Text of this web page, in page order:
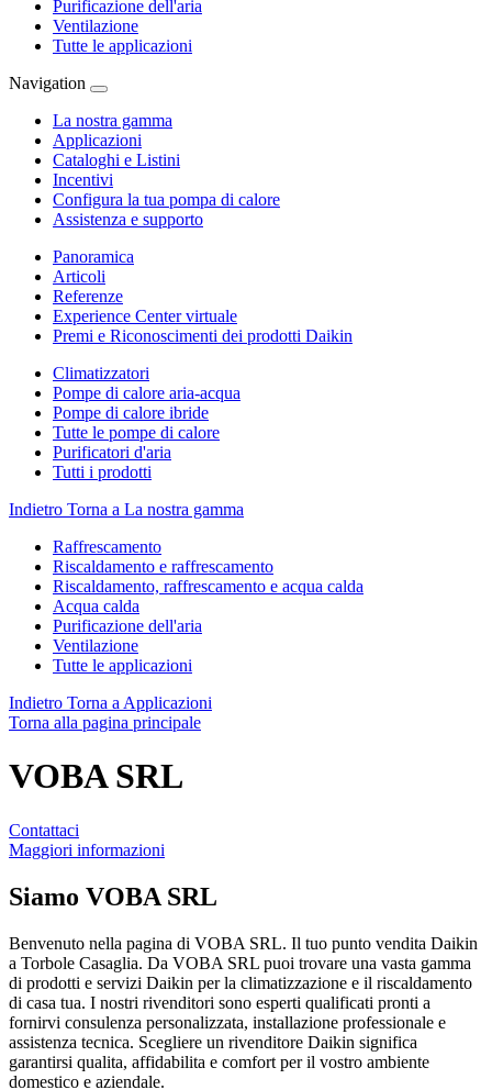
Purificazione dell'aria
Ventilazione
Tutte le applicazioni
Navigation
La nostra gamma
Applicazioni
Cataloghi e Listini
Incentivi
Configura la tua pompa di calore
Assistenza e supporto
Panoramica
Articoli
Referenze
Experience Center virtuale
Premi e Riconoscimenti dei prodotti Daikin
Climatizzatori
Pompe di calore aria-acqua
Pompe di calore ibride
Tutte le pompe di calore
Purificatori d'aria
Tutti i prodotti
Indietro Torna a La nostra gamma
Raffrescamento
Riscaldamento e raffrescamento
Riscaldamento, raffrescamento e acqua calda
Acqua calda
Purificazione dell'aria
Ventilazione
Tutte le applicazioni
Indietro Torna a Applicazioni
Torna alla pagina principale
VOBA SRL
Contattaci
Maggiori informazioni
Siamo VOBA SRL
Benvenuto nella pagina di VOBA SRL. Il tuo punto vendita Daikin
a Torbole Casaglia. Da VOBA SRL puoi trovare una vasta gamma
di prodotti e servizi Daikin per la climatizzazione e il riscaldamento
di casa tua. I nostri rivenditori sono esperti qualificati pronti a
fornirvi consulenza personalizzata, installazione professionale e
assistenza tecnica. Scegliere un rivenditore Daikin significa
garantirsi qualita, affidabilita e comfort per il vostro ambiente
domestico e aziendale.